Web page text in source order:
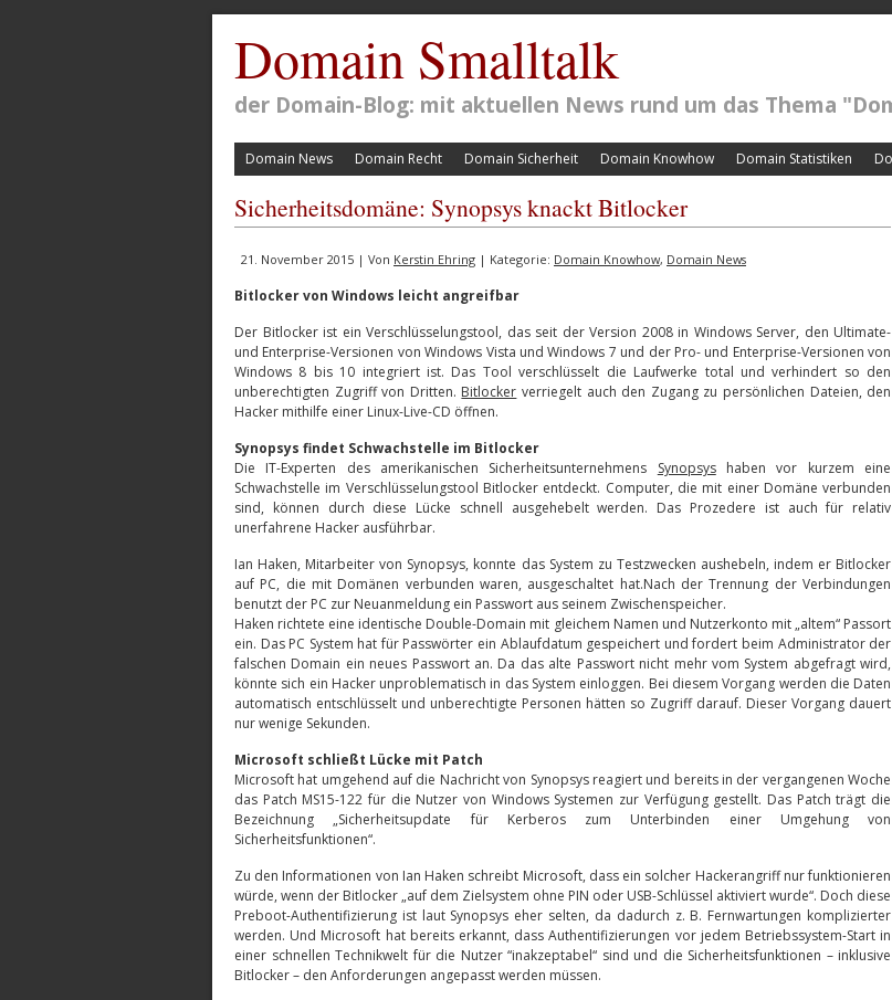
Domain Smalltalk
der Domain-Blog: mit aktuellen News rund um das Thema
Domain News Domain Recht Domain Sicherheit Domain Knowhow Domain Statistiken
Sicherheitsdomäne: Synopsys knackt Bitlocker
21. November 2015 | Von Kerstin Ehring | Kategorie: Domain Knowhow, Domain News
Bitlocker von Windows leicht angreifbar
Der Bitlocker ist ein Verschlüsselungstool, das seit der Version 2008 in Windows Server, den Ultimate-
und Enterprise-Versionen von Windows Vista und Windows 7 und der Pro- und Enterprise-Versionen von
Windows 8 bis 10 integriert ist. Das Tool verschlüsselt die Laufwerke total und verhindert so den
unberechtigten Zugriff von Dritten. Bitlocker verriegelt auch den Zugang zu persönlichen Dateien, den
Hacker mithilfe einer Linux-Live-CD öffnen.
Synopsys findet Schwachstelle im Bitlocker
Die IT-Experten des amerikanischen Sicherheitsunternehmens Synopsyshaben vor kurzem eine
Schwachstelle im Verschlüsselungstool Bitlocker entdeckt. Computer, die mit einer Domäne verbunden
sind, können durch diese Lücke schnell ausgehebelt werden. Das Prozedere ist auch für relativ
unerfahrene Hacker ausführbar.
Ian Haken, Mitarbeiter von Synopsys, konnte das System zu Testzwecken aushebeln, indem er Bitlocker
auf PC, die mit Domänen verbunden waren, ausgeschaltet hat.Nach der Trennung der Verbindungen
benutzt der PC zur Neuanmeldung ein Passwort aus seinem Zwischenspeicher.
Haken richtete eine identische Double-Domain mit gleichem Namen und Nutzerkonto mit „altem“ Passort
ein. Das PC System hat für Passwörter ein Ablaufdatum gespeichert und fordert beim Administrator der
falschen Domain ein neues Passwort an. Da das alte Passwort nicht mehr vom System abgefragt wird,
könnte sich ein Hacker unproblematisch in das System einloggen. Bei diesem Vorgang werden die Daten
automatisch entschlüsselt und unberechtigte Personen hätten so Zugriff darauf. Dieser Vorgang dauert
nur wenige Sekunden.
Microsoft schließt Lücke mit Patch
Microsoft hat umgehend auf die Nachricht von Synopsys reagiert und bereits in der vergangenen Woche
das Patch MS15-122 für die Nutzer von Windows Systemen zur Verfügung gestellt. Das Patch trägt die
Bezeichnung „Sicherheitsupdate für Kerberos zum Unterbinden einer Umgehung von
Sicherheitsfunktionen“.
Zu den Informationen von Ian Haken schreibt Microsoft, dass ein solcher Hackerangriff nur funktionieren
würde, wenn der Bitlocker „auf dem Zielsystem ohne PIN oder USB-Schlüssel aktiviert wurde“. Doch diese
Preboot-Authentifizierung ist laut Synopsys eher selten, da dadurch z. B. Fernwartungen komplizierter
werden. Und Microsoft hat bereits erkannt, dass Authentifizierungen vor jedem Betriebssystem-Start in
einer schnellen Technikwelt für die Nutzer “inakzeptabel“ sind und die Sicherheitsfunktionen – inklusive
Bitlocker – den Anforderungen angepasst werden müssen.